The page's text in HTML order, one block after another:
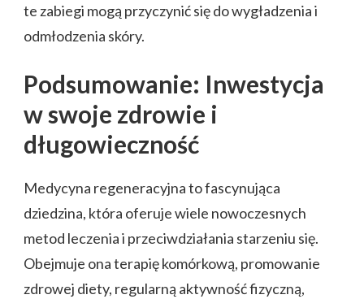
te zabiegi mogą przyczynić się do wygładzenia i
odmłodzenia skóry.
Podsumowanie: Inwestycja
w swoje zdrowie i
długowieczność
Medycyna regeneracyjna to fascynująca
dziedzina, która oferuje wiele nowoczesnych
metod leczenia i przeciwdziałania starzeniu się.
Obejmuje ona terapię komórkową, promowanie
zdrowej diety, regularną aktywność fizyczną,